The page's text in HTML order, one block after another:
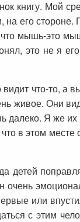
книгу. Мой
его стороне.
мышь-это
это не я
что-то, а
живое. Они
далеко. Я же
в этом месте
детей
или
с этим